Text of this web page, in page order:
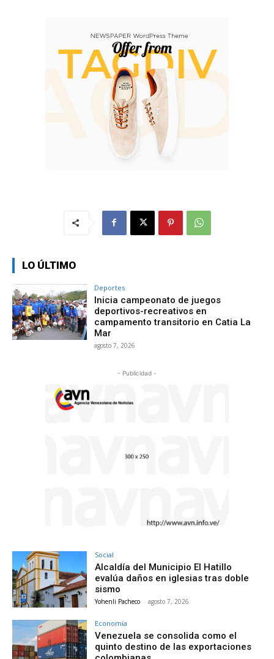
LO ÚLTIMO
Deportes
Inicia campeonato de juegos
deportivos-recreativos en
campamento transitorio en Catia La
Mar
agosto 7, 2026
- Publicidad -
Social
Alcaldía del Municipio El Hatillo
evalúa daños en iglesias tras doble
sismo
Yohenli Pacheco - agosto 7, 2026
Economía
Venezuela se consolida como el
quinto destino de las exportaciones